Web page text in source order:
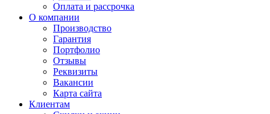
Оплата и рассрочка
О компании
Производство
Гарантия
Портфолио
Отзывы
Реквизиты
Вакансии
Карта сайта
Клиентам